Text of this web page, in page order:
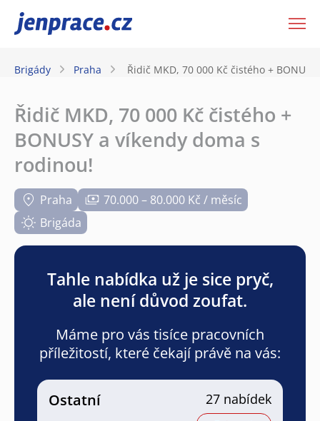
JenPráce.cz
Brigády Praha Řidič MKD, 70 000 Kč čistého +
Řidič MKD, 70 000 Kč čistého +
BONUSY a víkendy doma s
rodinou!
Praha
70.000 – 80.000 Kč / měsíc
Brigáda
Tahle nabídka už je sice pryč,
ale není důvod zoufat.
Máme pro vás tisíce pracovních
příležitostí, které čekají právě na vás:
Ostatní 27 nabídek